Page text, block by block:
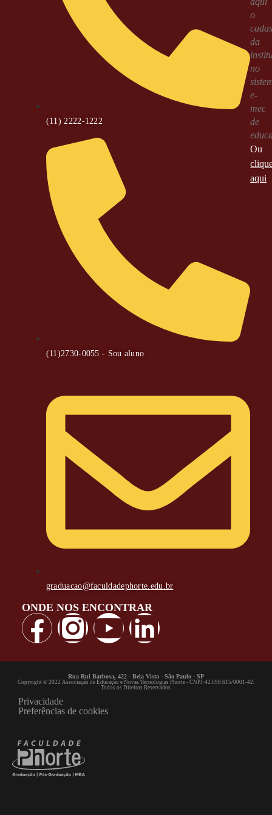
(11) 2222-1222
(11)2730-0055 - Sou aluno
graduacao@faculdadephorte.edu.br
ONDE NOS ENCONTRAR
o
da
no
e-
mec
de
Ou
aqui
Rua Rui Barbosa, 422 - Bela Vista - São Paulo - SP
Copyright © 2022 Associação de Educação e Novas Tecnologias Phorte - CNPJ:42.098.615/0001-42.
Todos os Direitos Reservados.
Privacidade
Preferências de cookies